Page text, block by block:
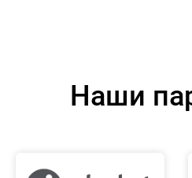
Наши